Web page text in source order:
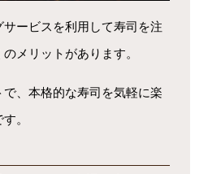
ービスを利用して寿司を注
メリットがあります。
、本格的な寿司を気軽に楽
。